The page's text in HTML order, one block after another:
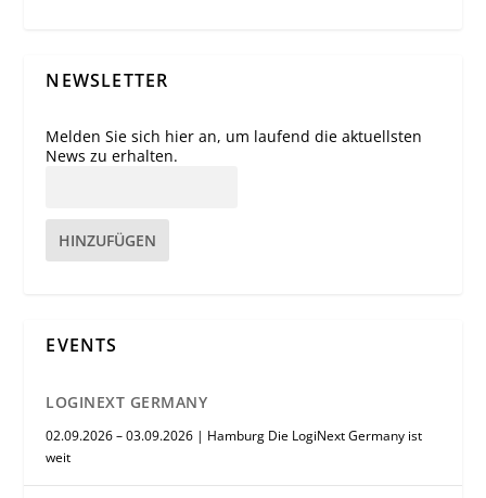
NEWSLETTER
Melden Sie sich hier an, um laufend die aktuellsten
News zu erhalten.
HINZUFÜGEN
EVENTS
LOGINEXT GERMANY
02.09.2026 – 03.09.2026 | Hamburg Die LogiNext Germany ist
weit